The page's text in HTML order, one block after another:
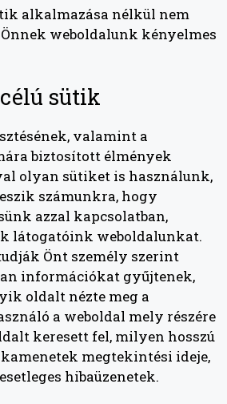
alkalmazása nélkül nem
weboldalunk kényelmes
sütik
valamint a
biztosított élmények
olyan sütiket is használunk,
számunkra, hogy
azzal kapcsolatban,
látogatóink weboldalunkat.
Önt személy szerint
információkat gyűjtenek,
oldalt nézte meg a
a weboldal mely részére
keresett fel, milyen hosszú
megtekintési ideje,
hibaüzenetek.